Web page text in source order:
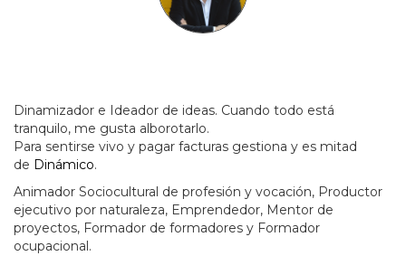
Dinamizador e Ideador de ideas. Cuando todo está
tranquilo, me gusta alborotarlo.
Para sentirse vivo y pagar facturas gestiona y es mitad
de Dinámico.
Animador Sociocultural de profesión y vocación, Productor
ejecutivo por naturaleza, Emprendedor, Mentor de
proyectos, Formador de formadores y Formador
ocupacional.